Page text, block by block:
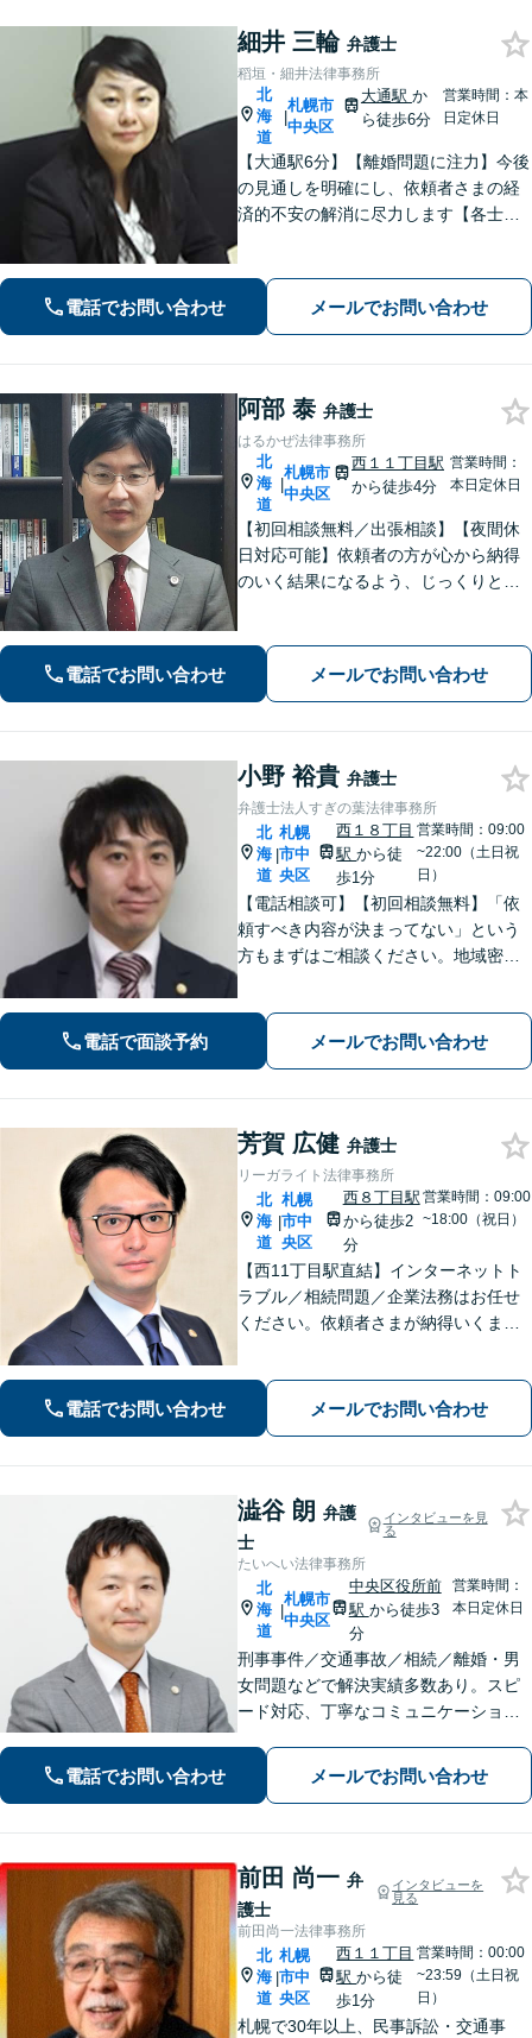
細井 三輪 弁護士
稻垣・細井法律事務所
北
海
道
|
札幌市
中央区
大通駅 か
ら徒歩6分
営業時間：本
日定休日
【大通駅6分】【離婚問題に注力】今後
の見通しを明確にし、依頼者さまの経
済的不安の解消に尽力します【各士業
電話でお問い合わせ メールでお問い合わせ
阿部 泰 弁護士
はるかぜ法律事務所
北
海
道
|
札幌市
中央区
西１１丁目駅
から徒歩4分
営業時間：
本日定休日
【初回相談無料／出張相談】【夜間休
日対応可能】依頼者の方が心から納得
のいく結果になるよう、じっくりとお
す。迅速な解決を目指し、しっかりと
サポートを行います。【北海道札幌
電話でお問い合わせ メールでお問い合わせ
小野 裕貴 弁護士
弁護士法人すぎの葉法律事務所
北
海
道
|
札幌
市中
央区
西１８丁目
駅から徒
歩1分
営業時間：09:00
~22:00（土日祝
日）
【電話相談可】【初回相談無料】「依
頼すべき内容が決まってない」という
方もまずはご相談ください。地域密着
解決を目指します。刑事事件、離婚問
題、企業法務など幅広く対応できます
電話で面談予約 メールでお問い合わせ
芳賀 広健 弁護士
リーガライト法律事務所
北
海
道
|
札幌
市中
央区
西８丁目駅
から徒歩2
分
営業時間：09:00
~18:00（祝日）
【西11丁目駅直結】インターネットト
ラブル／相続問題／企業法務はお任せ
ください。依頼者さまが納得いくまで
最大化に尽力。【分割払い利用可】
【土日祝・夜間相談対応可】
電話でお問い合わせ メールでお問い合わせ
澁谷 朗 弁護
士
インタビューを見
る
たいへい法律事務所
北
海
道
|
札幌市
中央区
中央区役所前
駅 から徒歩3
分
営業時間：
本日定休日
刑事事件／交通事故／相続／離婚・男
女問題などで解決実績多数あり。スピ
ード対応、丁寧なコミュニケーション
【初回無料相談】【速やかな対応】
【夜間土日祝日の相談可】
電話でお問い合わせ メールでお問い合わせ
前田 尚一 弁
護士
インタビューを
見る
前田尚一法律事務所
北
海
道
|
札幌
市中
央区
西１１丁目
駅から徒
歩1分
営業時間：00:00
~23:59（土日祝
日）
札幌で30年以上、民事訴訟・交通事